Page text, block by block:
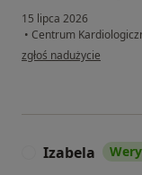
15 lipca 2026
• Centrum
w opinii użytkownika Ania
zgłoś nadużycie
Izabela